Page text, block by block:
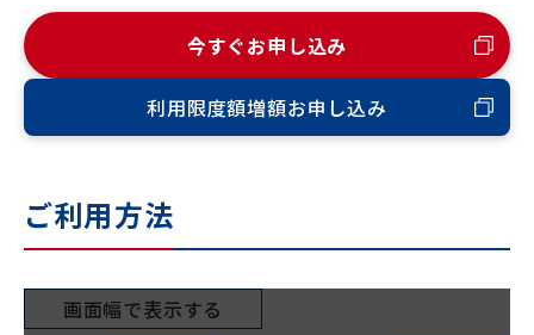
今すぐお申し込み
利用限度額増額お申し込み
ご利用方法
画面幅で表示する